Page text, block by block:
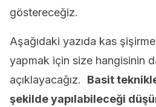
göstereceğiz.
Aşağıdaki yazıda kas
yapmak için size hangisinin
açıklayacağız. Basit
şekilde yapılabileceği